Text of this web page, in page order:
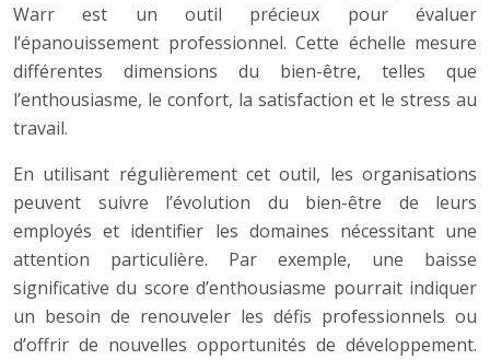
Warr est un outil précieux pour évaluer
l’épanouissement professionnel. Cette échelle mesure
différentes dimensions du bien-être, telles que
l’enthousiasme, le confort, la satisfaction et le stress au
travail.
En utilisant régulièrement cet outil, les organisations
peuvent suivre l’évolution du bien-être de leurs
employés et identifier les domaines nécessitant une
attention particulière. Par exemple, une baisse
significative du score d’enthousiasme pourrait indiquer
un besoin de renouveler les défis professionnels ou
d’offrir de nouvelles opportunités de développement.